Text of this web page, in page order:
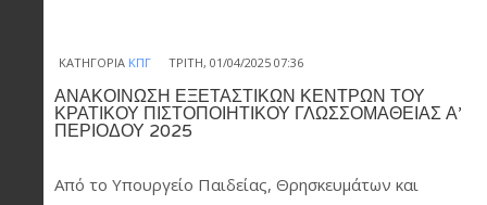
ΚΑΤΗΓΟΡΊΑ ΚΠΓ ΤΡΊΤΗ, 01/04/2025 07:36
ΑΝΑΚΟΙΝΩΣΗ ΕΞΕΤΑΣΤΙΚΩΝ ΚΕΝΤΡΩΝ ΤΟΥ
ΚΡΑΤΙΚΟΥ ΠΙΣΤΟΠΟΙΗΤΙΚΟΥ ΓΛΩΣΣΟΜΑΘΕΙΑΣ Α’
ΠΕΡΙΟΔΟΥ 2025
Από το Υπουργείο Παιδείας, Θρησκευμάτων και